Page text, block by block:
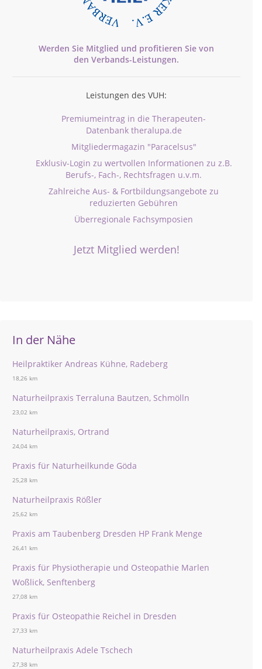
Werden Sie Mitglied und profitieren Sie von
den Verbands-Leistungen.
Leistungen des VUH:
Premiumeintrag in die Therapeuten-
Datenbank theralupa.de
Mitgliedermagazin "Paracelsus"
Exklusiv-Login zu wertvollen Informationen zu z.B.
Berufs-, Fach-, Rechtsfragen u.v.m.
Zahlreiche Aus- & Fortbildungsangebote zu
reduzierten Gebühren
Überregionale Fachsymposien
Jetzt Mitglied werden!
In der Nähe
Heilpraktiker Andreas Kühne, Radeberg
18,26 km
Naturheilpraxis Terraluna Bautzen, Schmölln
23,02 km
Naturheilpraxis, Ortrand
24,04 km
Praxis für Naturheilkunde Göda
25,28 km
Naturheilpraxis Rößler
25,62 km
Praxis am Taubenberg Dresden HP Frank Menge
26,41 km
Praxis für Physiotherapie und Osteopathie Marlen
Woßlick, Senftenberg
27,08 km
Praxis für Osteopathie Reichel in Dresden
27,33 km
Naturheilpraxis Adele Tschech
27,38 km